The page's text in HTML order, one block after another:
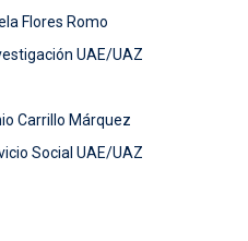
Flores Romo
UAE/UAZ
Carrillo Márquez
Social UAE/UAZ